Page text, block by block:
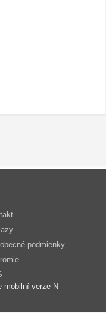
podmienky
mobilní verze N